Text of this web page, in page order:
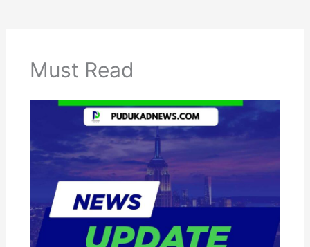
Must Read